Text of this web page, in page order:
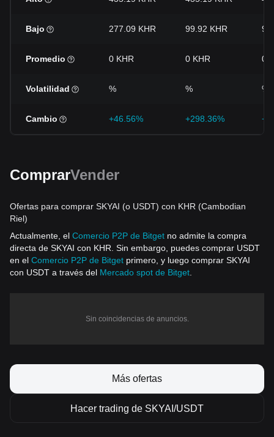
Bajo 277.09 KHR 99.92 KHR
Promedio 0 KHR 0 KHR 0
Volatilidad % % %
Cambio +46.56% +298.36%
ComprarVender
Ofertas para comprar SKYAI (o USDT) con KHR (Cambodian
Riel)
Actualmente, el Comercio P2P de Bitget no admite la compra
directa de SKYAI con KHR. Sin embargo, puedes comprar USDT
en el Comercio P2P de Bitget primero, y luego comprar SKYAI
con USDT a través del Mercado spot de Bitget
Sin coincidencias de anuncios.
Más ofertas
Hacer trading de SKYAI/USDT